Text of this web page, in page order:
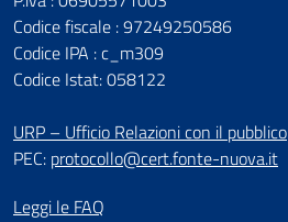
Codice fiscale : 97249250586
Codice IPA : c_m309
Codice Istat: 058122
URP – Ufficio Relazioni con il pubblico
PEC: protocollo@cert.fonte-nuova.it
Leggi le FAQ